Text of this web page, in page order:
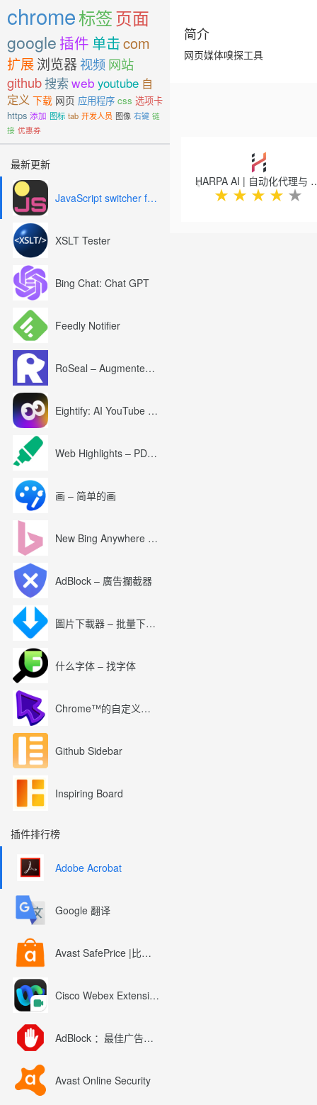
chrome标签页面
google 插件 单击com
扩展浏览器 视频网站
github搜索web youtube 自
定义 下载 网页 应用程序 css 选项卡
https 添加 图标 tab 开发人员 图像 右键 链
接 优惠券
最新更新
JavaScript switcher for SEO and development
XSLT Tester
Bing Chat: Chat GPT
Feedly Notifier
RoSeal – Augmented Roblox Experience
Eightify: AI YouTube Summary with ChatGPT
Web Highlights – PDF & Web Highlighter
画 – 简单的画
New Bing Anywhere (Bing Chat GPT-4)
AdBlock – 廣告攔截器
圖片下載器 – 批量下載圖片
什么字体 – 找字体
Chrome™的自定义光标
Github Sidebar
Inspiring Board
插件排行榜
Adobe Acrobat
Google 翻译
Avast SafePrice |比较、交易、优惠券
Cisco Webex Extension
AdBlock ：最佳广告拦截工具
Avast Online Security
简介
网页媒体嗅探工具
HARPA AI | 自
★ ★ ★ ★ ★